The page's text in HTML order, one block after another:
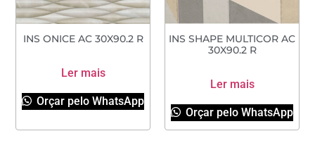
INS ONICE AC 30X90.2 R
Ler mais
Orçar pelo WhatsApp
INS SHAPE MULTICOR AC
30X90.2 R
Ler mais
Orçar pelo WhatsApp